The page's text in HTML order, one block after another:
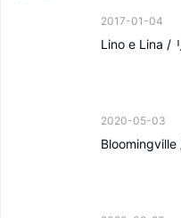
2017-01-04
Lino e Lina /
2020-05-03
Bloomingville